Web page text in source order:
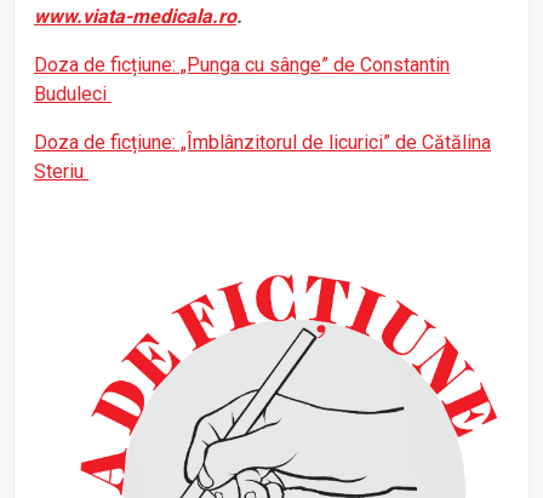
www.viata-medicala.ro.
Doza de ficțiune: „Punga cu sânge” de Constantin
Buduleci
Doza de ficțiune: „Îmblânzitorul de licurici” de Cătălina
Steriu